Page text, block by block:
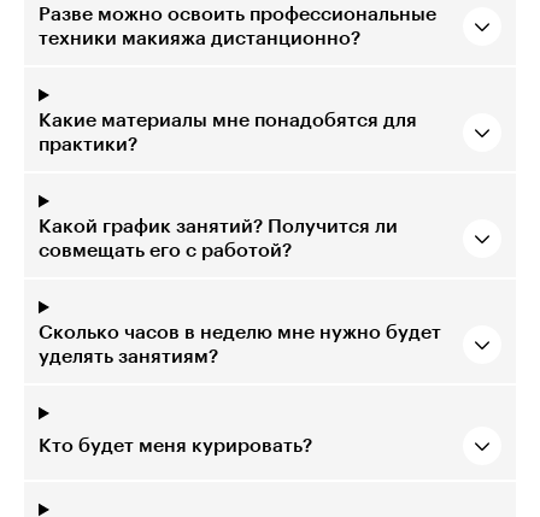
Разве можно освоить профессиональные
техники макияжа дистанционно?
Какие материалы мне понадобятся для
практики?
Какой график занятий? Получится ли
совмещать его с работой?
Сколько часов в неделю мне нужно будет
уделять занятиям?
Кто будет меня курировать?